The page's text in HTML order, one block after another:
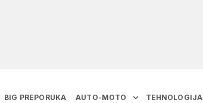
BIG PREPORUKA AUTO-MOTO TEHNOLOGIJA